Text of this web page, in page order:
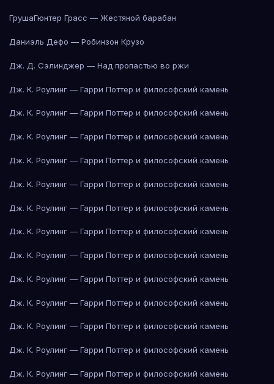
ГрушаГюнтер Грасс — Жестяной барабан
Даниэль Дефо — Робинзон Крузо
Дж. Д. Сэлинджер — Над пропастью во ржи
Дж. К. Роулинг — Гарри Поттер и философский камень
Дж. К. Роулинг — Гарри Поттер и философский камень
Дж. К. Роулинг — Гарри Поттер и философский камень
Дж. К. Роулинг — Гарри Поттер и философский камень
Дж. К. Роулинг — Гарри Поттер и философский камень
Дж. К. Роулинг — Гарри Поттер и философский камень
Дж. К. Роулинг — Гарри Поттер и философский камень
Дж. К. Роулинг — Гарри Поттер и философский камень
Дж. К. Роулинг — Гарри Поттер и философский камень
Дж. К. Роулинг — Гарри Поттер и философский камень
Дж. К. Роулинг — Гарри Поттер и философский камень
Дж. К. Роулинг — Гарри Поттер и философский камень
Дж. К. Роулинг — Гарри Поттер и философский камень